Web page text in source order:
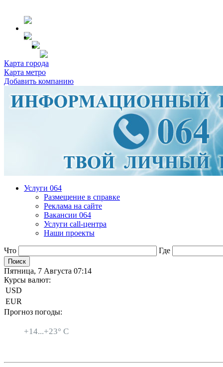
Карта города
Карта метро
Добавить компанию
Услуги 064
Размещение в справке
Реклама на сайте
Вакансии 064
Услуги call-центра
Наши проекты
Что Где
Пятница, 7 Августа 07:14
Курсы валют:
USD
EUR
Прогноз погоды:
+14...+23° C